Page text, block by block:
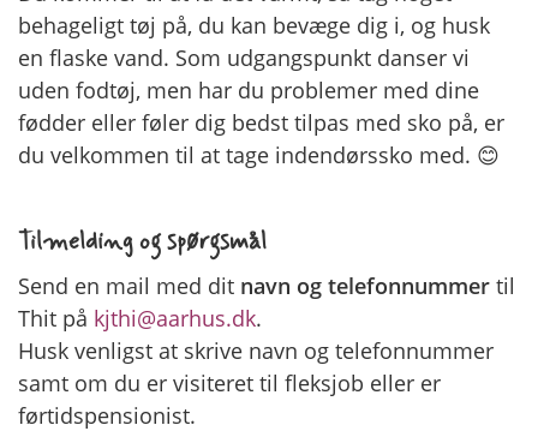
behageligt tøj på, du kan bevæge dig i, og husk
en flaske vand. Som udgangspunkt danser vi
uden fodtøj, men har du problemer med dine
fødder eller føler dig bedst tilpas med sko på, er
du velkommen til at tage indendørssko med. 😊
Tilmelding og spørgsmål
Send en mail med dit navn og telefonnummer til
Thit på kjthi@aarhus.dk.
Husk venligst at skrive navn og telefonnummer
samt om du er visiteret til fleksjob eller er
førtidspensionist.